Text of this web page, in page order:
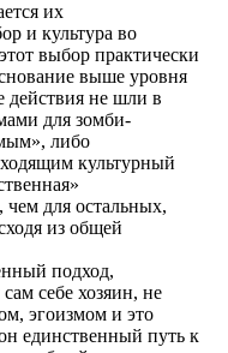
их
и культура во
выбор практически
выше уровня
действия не шли в
для зомби-
либо
культурный
для остальных,
из общей
подход,
себе хозяин, не
эгоизмом и это
единственный путь к